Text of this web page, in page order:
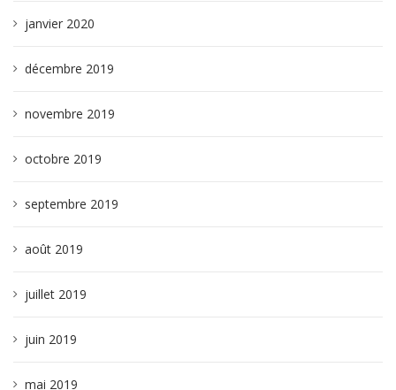
janvier 2020
décembre 2019
novembre 2019
octobre 2019
septembre 2019
août 2019
juillet 2019
juin 2019
mai 2019